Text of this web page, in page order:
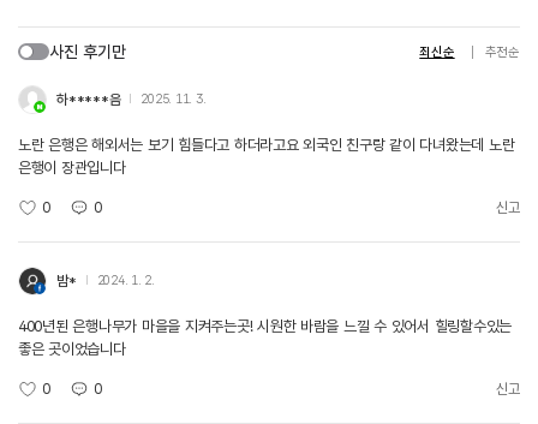
사진 후기만 최신순 추천순
하*****음 2025. 11. 3.
노란 은행은 해외서는 보기 힘들다고 하더라고요 외국인 친구랑 같이 다녀왔는데 노란
은행이 장관입니다
0 0 신고
밤* 2024. 1. 2.
400년된 은행나무가 마을을 지켜주는곳! 시원한 바람을 느낄 수 있어서 힐링할수있는
좋은 곳이었습니다
0 0 신고